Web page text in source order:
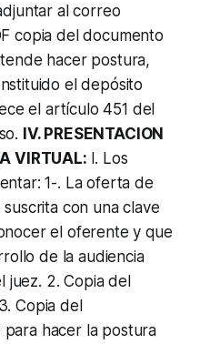
al correo
copia del documento
hacer postura,
el depósito
el artículo 451 del
IV. PRESENTACION
VIRTUAL: I. Los
1-. La oferta de
con una clave
el oferente y que
de la audiencia
juez. 2. Copia del
Copia del
hacer la postura